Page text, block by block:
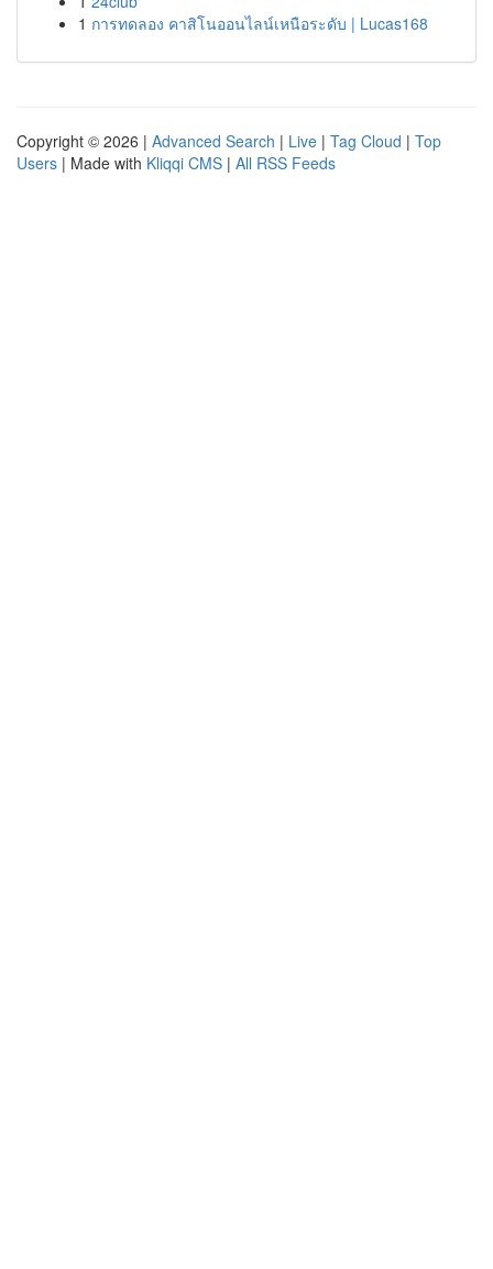
1 การทดลอง คาสิโนออนไลน์เหนือระดับ | Lucas168
Copyright © 2026 | Advanced Search | Live | Tag Cloud | Top
Users | Made with Kliqqi CMS | All RSS Feeds